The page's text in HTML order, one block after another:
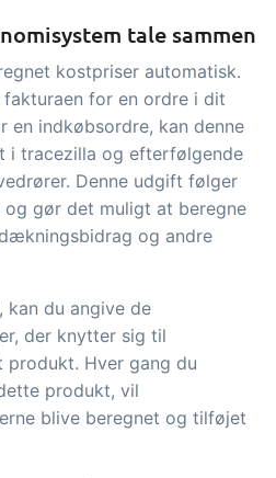
tale sammen
kostpriser automatisk.
for en ordre i dit
en indkøbsordre, kan denne
i tracezilla og efterfølgende
Denne udgift følger
gør det muligt at beregne
og andre
kan du angive de
der knytter sig til
Hver gang du
produkt, vil
blive beregnet og tilføjet